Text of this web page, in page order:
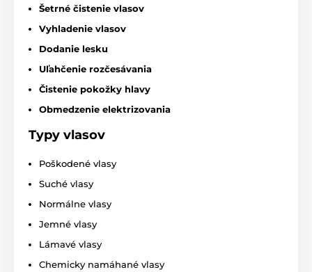
Šetrné čistenie vlasov
Vyhladenie vlasov
Dodanie lesku
Uľahčenie rozčesávania
Čistenie pokožky hlavy
Obmedzenie elektrizovania
Typy vlasov
Poškodené vlasy
Suché vlasy
Normálne vlasy
Jemné vlasy
Lámavé vlasy
Chemicky namáhané vlasy